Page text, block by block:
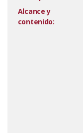
Alcance y
contenido: